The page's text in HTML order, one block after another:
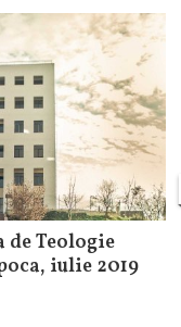
de Teologie
iulie 2019